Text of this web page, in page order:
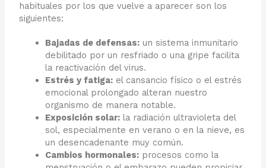
habituales por los que vuelve a aparecer son los
siguientes:
Bajadas de defensas: un sistema inmunitario
debilitado por un resfriado o una gripe facilita
la reactivación del virus.
Estrés y fatiga: el cansancio físico o el estrés
emocional prolongado alteran nuestro
organismo de manera notable.
Exposición solar: la radiación ultravioleta del
sol, especialmente en verano o en la nieve, es
un desencadenante muy común.
Cambios hormonales: procesos como la